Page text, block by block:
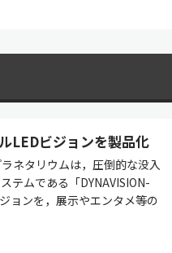
LEDビジョンを製品化
ネタリウムは，圧倒的な没入
テムである「DYNAVISION-
ョンを，展示やエンタメ等の